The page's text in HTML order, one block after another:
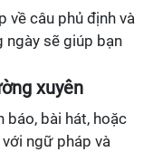
về câu phủ định và
sẽ giúp bạn
xuyên
báo, bài hát, hoặc
ngữ pháp và